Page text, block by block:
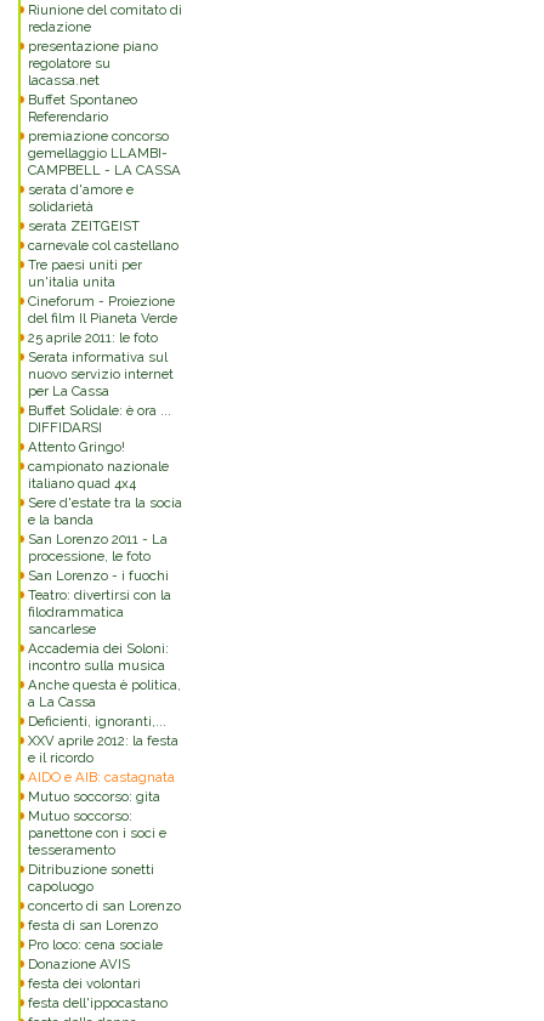
Riunione del comitato di
redazione
presentazione piano
regolatore su
lacassa.net
Buffet Spontaneo
Referendario
premiazione concorso
gemellaggio LLAMBI-
CAMPBELL - LA CASSA
serata d'amore e
solidarietà
serata ZEITGEIST
carnevale col castellano
Tre paesi uniti per
un'italia unita
Cineforum - Proiezione
del film Il Pianeta Verde
25 aprile 2011: le foto
Serata informativa sul
nuovo servizio internet
per La Cassa
Buffet Solidale: è ora ...
DIFFIDARSI
Attento Gringo!
campionato nazionale
italiano quad 4x4
Sere d'estate tra la socia
e la banda
San Lorenzo 2011 - La
processione, le foto
San Lorenzo - i fuochi
Teatro: divertirsi con la
filodrammatica
sancarlese
Accademia dei Soloni:
incontro sulla musica
Anche questa è politica,
a La Cassa
Deficienti, ignoranti,...
XXV aprile 2012: la festa
e il ricordo
AIDO e AIB: castagnata
Mutuo soccorso: gita
Mutuo soccorso:
panettone con i soci e
tesseramento
Ditribuzione sonetti
capoluogo
concerto di san Lorenzo
festa di san Lorenzo
Pro loco: cena sociale
Donazione AVIS
festa dei volontari
festa dell'ippocastano